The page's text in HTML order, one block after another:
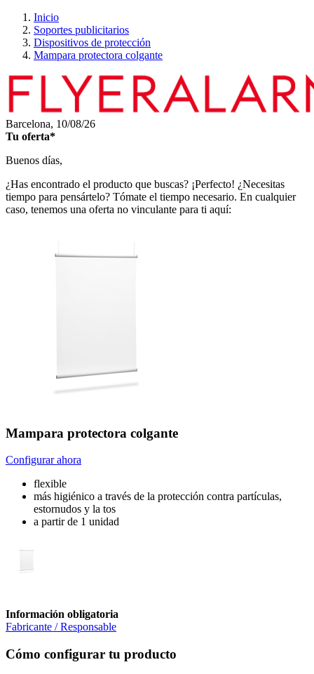
Inicio
Soportes publicitarios
Dispositivos de protección
Mampara protectora colgante
Barcelona, 10/08/26
Tu oferta*
Buenos días,
¿Has encontrado el producto que buscas? ¡Perfecto! ¿Necesitas
tiempo para pensártelo? Tómate el tiempo necesario. En cualquier
caso, tenemos una oferta no vinculante para ti aquí:
Mampara protectora colgante
Configurar ahora
flexible
más higiénico a través de la protección contra partículas,
estornudos y la tos
a partir de 1 unidad
Información obligatoria
Fabricante / Responsable
Cómo configurar tu producto